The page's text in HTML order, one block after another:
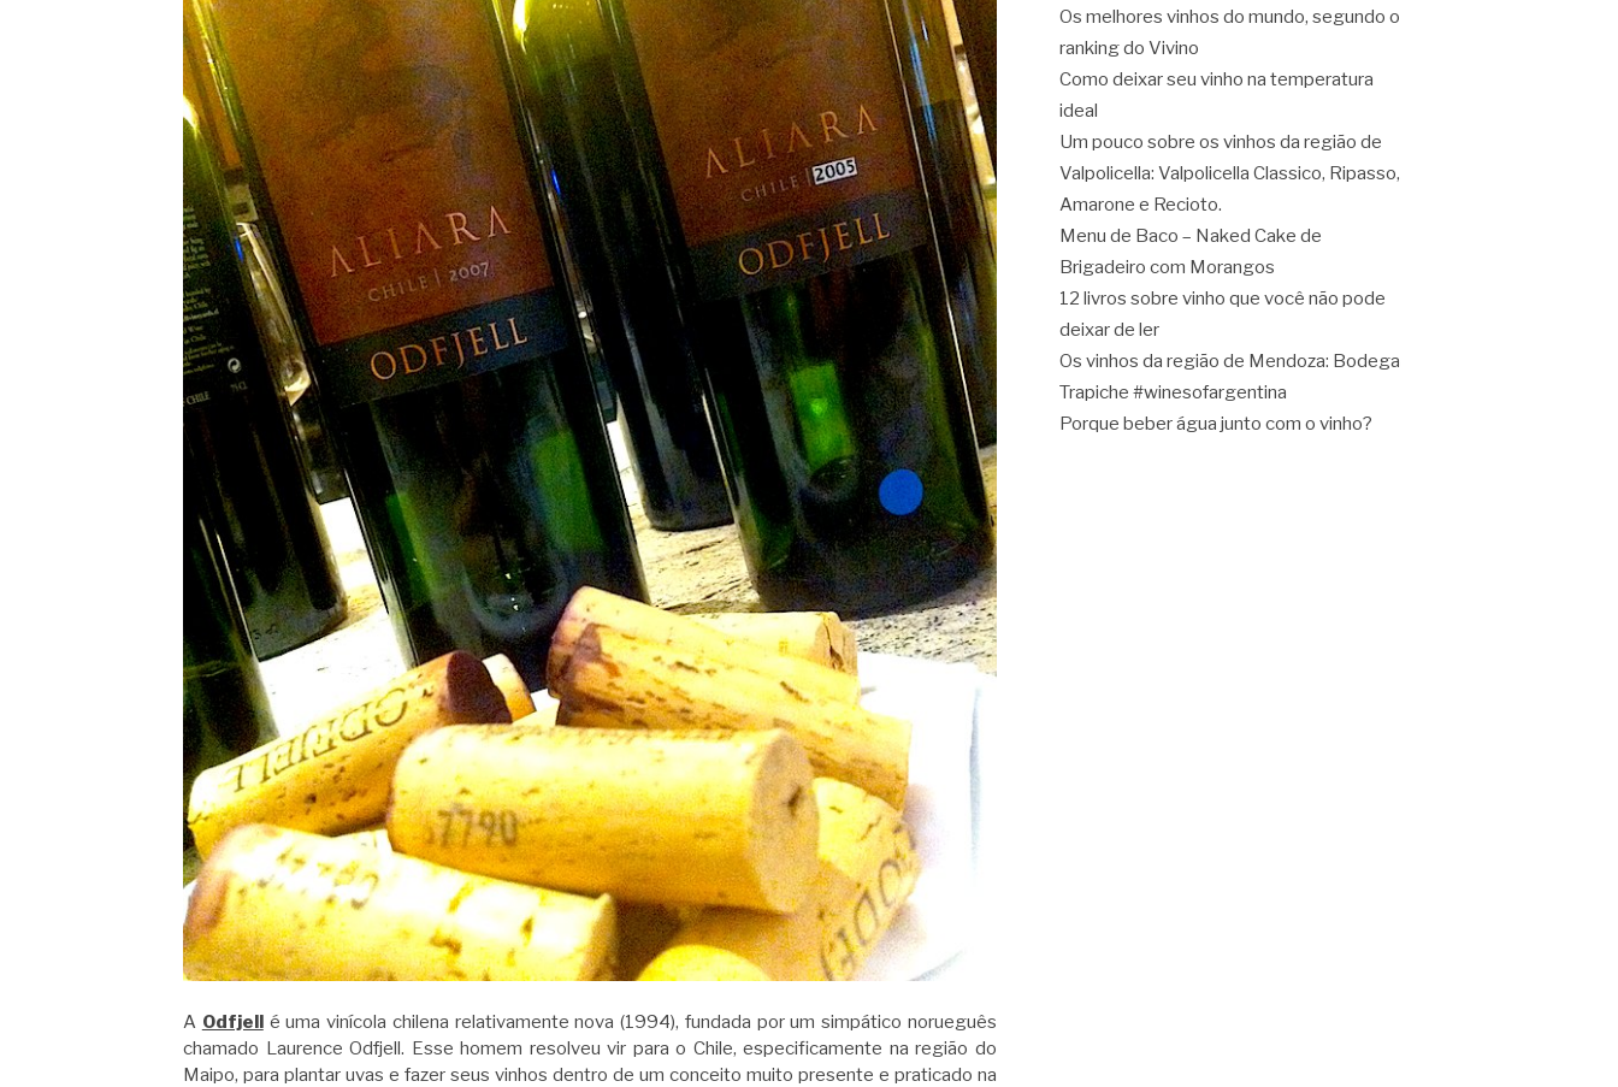
A Odfjellé uma vinícola chilena relativamente nova (1994), fundada por um simpático norueguês
chamado Laurence Odfjell. Esse homem resolveu vir para o Chile, especificamente na região do
Maipo, para plantar uvas e fazer seus vinhos dentro de um conceito muito presente e praticado na
Os melhores vinhos do mundo, segundo o
ranking do Vivino
Como deixar seu vinho na temperatura
ideal
Um pouco sobre os vinhos da região de
Valpolicella: Valpolicella Classico, Ripasso,
Amarone e Recioto.
Menu de Baco – Naked Cake de
Brigadeiro com Morangos
12 livros sobre vinho que você não pode
deixar de ler
Os vinhos da região de Mendoza: Bodega
Trapiche #winesofargentina
Porque beber água junto com o vinho?